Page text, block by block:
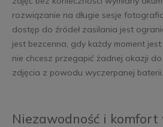
rozwiązanie na długie sesje
dostęp do źródeł zasilania jest
jest bezcenna, gdy każdy moment
nie chcesz przegapić żadnej okazji
zdjęcia z powodu wyczerpanej baterii.
Niezawodność i komfort